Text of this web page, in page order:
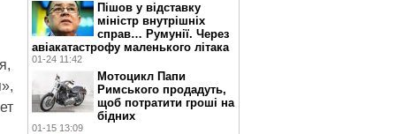
Пішов у відставку
міністр внутрішніх
справ… Румунії. Через
авіакатастрофу маленького літака
01-24 11:42
Мотоцикл Папи
Римського продадуть,
щоб потратити гроші на
бідних
01-15 13:09